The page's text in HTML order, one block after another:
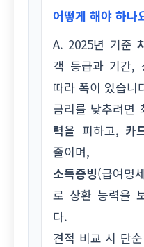
어떻게 해야 하나
A. 2025년 기준
객 등급과 기간,
따라 폭이 있습니
금리를 낮추려면
력을 피하고, 카
줄이며,
소득증빙(급여명
로 상환 능력을
다.
견적 비교 시 단